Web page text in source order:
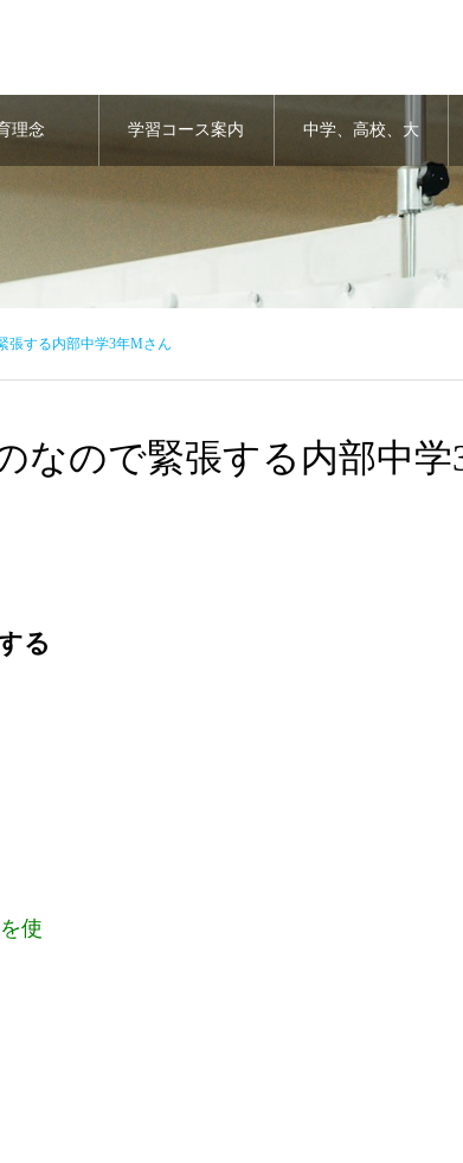
理念 学習コース案内 中学、高校、大
張する内部中学3年Mさん
なので緊張する内部中学
る
使